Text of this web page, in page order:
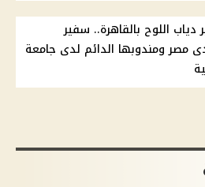
دياب اللوح بالقاهرة.. سفير
مصر ومندوبها الدائم لدى جامعة